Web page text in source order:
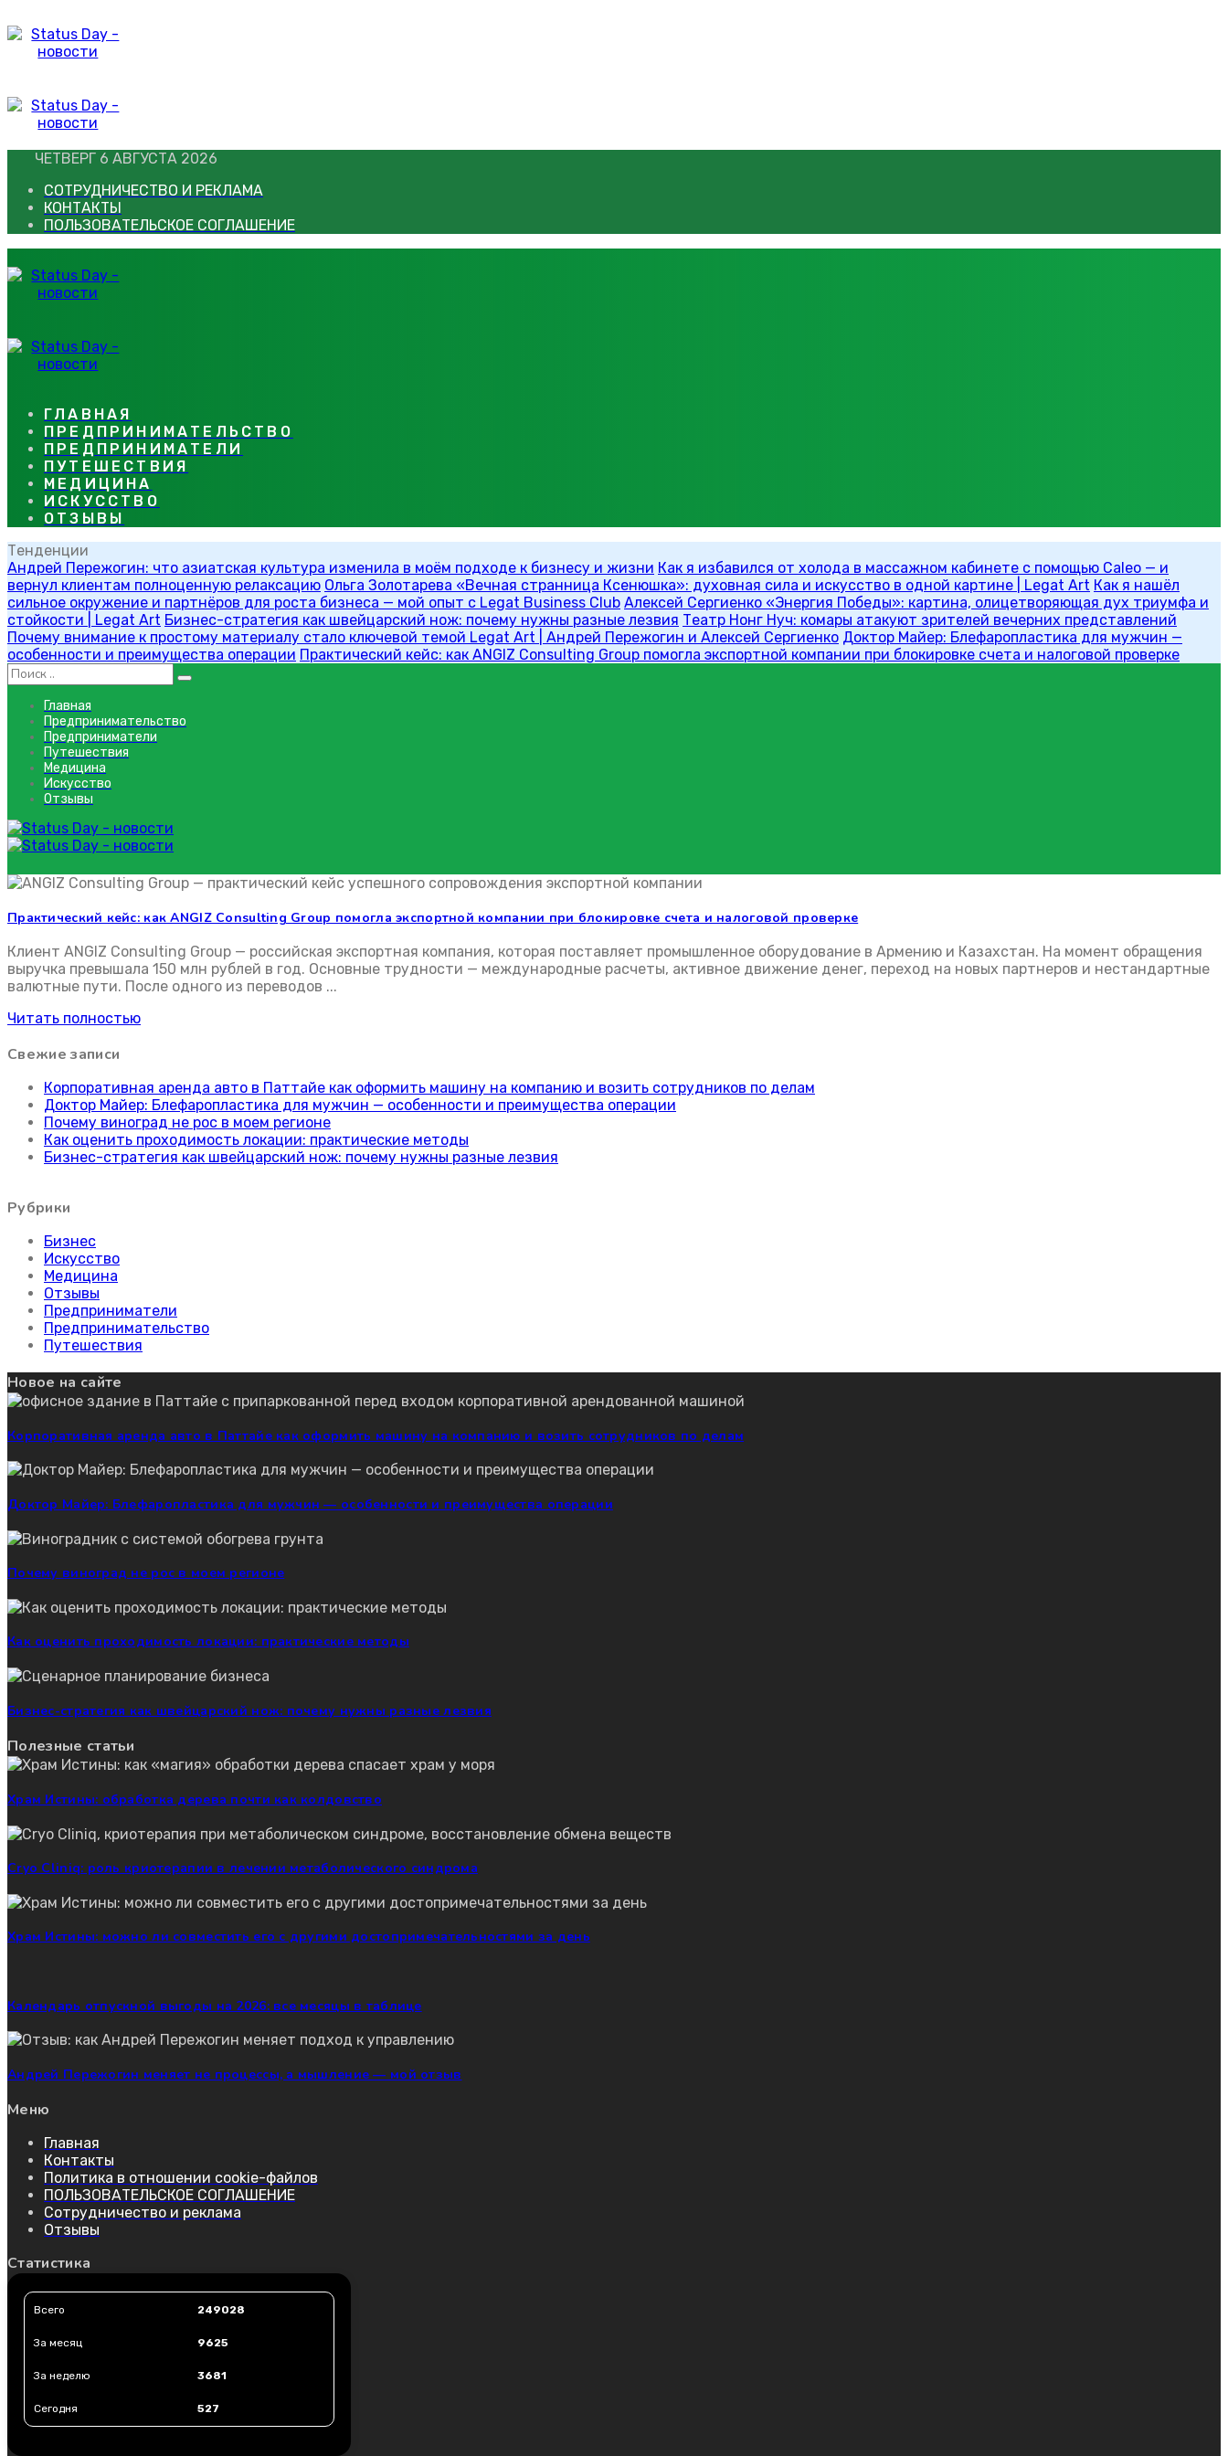
к
контенту
ЧЕТВЕРГ 6 АВГУСТА 2026
СОТРУДНИЧЕСТВО И РЕКЛАМА
КОНТАКТЫ
ПОЛЬЗОВАТЕЛЬСКОЕ СОГЛАШЕНИЕ
ГЛАВНАЯ
ПРЕДПРИНИМАТЕЛЬСТВО
ПРЕДПРИНИМАТЕЛИ
ПУТЕШЕСТВИЯ
МЕДИЦИНА
ИСКУССТВО
ОТЗЫВЫ
Тенденции
Андрей Пережогин: что азиатская культура изменила в моём подходе к бизнесу и жизни Как я избавился от холода в массажном кабинете с помощью Caleo — и
вернул клиентам полноценную релаксацию Ольга Золотарева «Вечная странница Ксенюшка»: духовная сила и искусство в одной картине | Legat Art Как я нашёл
сильное окружение и партнёров для роста бизнеса — мой опыт с Legat Business Club Алексей Сергиенко «Энергия Победы»: картина, олицетворяющая дух триумфа и
стойкости | Legat Art Бизнес-стратегия как швейцарский нож: почему нужны разные лезвия Театр Нонг Нуч: комары атакуют зрителей вечерних представлений
Почему внимание к простому материалу стало ключевой темой Legat Art | Андрей Пережогин и Алексей Сергиенко Доктор Майер: Блефаропластика для мужчин —
особенности и преимущества операции Практический кейс: как ANGIZ Consulting Group помогла экспортной компании при блокировке счета и налоговой проверке
Главная
Предпринимательство
Предприниматели
Путешествия
Медицина
Искусство
Отзывы
ANGIZ Consulting Group валютный контроль
ANGIZ Consulting Group валютный контроль
Практический кейс: как ANGIZ Consulting Group помогла экспортной компании при блокировке счета и налоговой проверке
Клиент ANGIZ Consulting Group — российская экспортная компания, которая поставляет промышленное оборудование в Армению и Казахстан. На момент обращения
выручка превышала 150 млн рублей в год. Основные трудности — международные расчеты, активное движение денег, переход на новых партнеров и нестандартные
валютные пути. После одного из переводов ...
Читать полностью
Свежие записи
Корпоративная аренда авто в Паттайе как оформить машину на компанию и возить сотрудников по делам
Доктор Майер: Блефаропластика для мужчин — особенности и преимущества операции
Почему виноград не рос в моем регионе
Как оценить проходимость локации: практические методы
Бизнес-стратегия как швейцарский нож: почему нужны разные лезвия
Рубрики
Бизнес
Искусство
Медицина
Отзывы
Предприниматели
Предпринимательство
Путешествия
Новое на сайте
Корпоративная аренда авто в Паттайе как оформить машину на компанию и возить сотрудников по делам
Доктор Майер: Блефаропластика для мужчин — особенности и преимущества операции
Почему виноград не рос в моем регионе
Как оценить проходимость локации: практические методы
Бизнес-стратегия как швейцарский нож: почему нужны разные лезвия
Полезные статьи
Храм Истины: обработка дерева почти как колдовство
Cryo Cliniq: роль криотерапии в лечении метаболического синдрома
Храм Истины: можно ли совместить его с другими достопримечательностями за день
Календарь отпускной выгоды на 2026: все месяцы в таблице
Андрей Пережогин меняет не процессы, а мышление — мой отзыв
Меню
Главная
Контакты
Политика в отношении cookie-файлов
ПОЛЬЗОВАТЕЛЬСКОЕ СОГЛАШЕНИЕ
Сотрудничество и реклама
Отзывы
Статистика
Всего 249028
За месяц 9625
За неделю 3681
Сегодня 527